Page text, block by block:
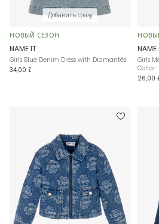
Добавить сразу
НОВЫЙ СЕЗОН
NAME IT
Girls Blue Denim Dress with Diamantés
34,00 £
NAME
Girls
Collar
26,00